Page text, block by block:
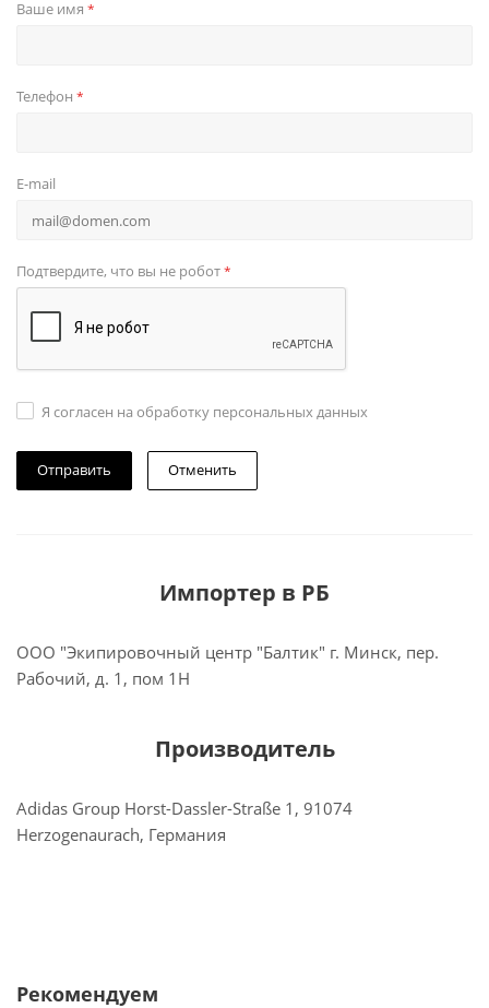
Ваше имя *
Телефон *
E-mail
Подтвердите, что вы не робот*
Я согласен на обработку персональных данных
Отменить
Импортер в РБ
ООО "Экипировочный центр "Балтик" г. Минск, пер.
Рабочий, д. 1, пом 1Н
Производитель
Adidas Group Horst-Dassler-Straße 1, 91074
Herzogenaurach, Германия
Рекомендуем